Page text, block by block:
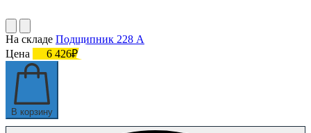
На складе Подшипник 228 А
Цена
6 426₽
В корзину